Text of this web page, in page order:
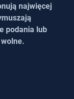
najwięcej
podania lub